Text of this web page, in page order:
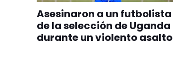
Asesinaron a un futbolista
de la selección de Uganda
durante un violento asalto